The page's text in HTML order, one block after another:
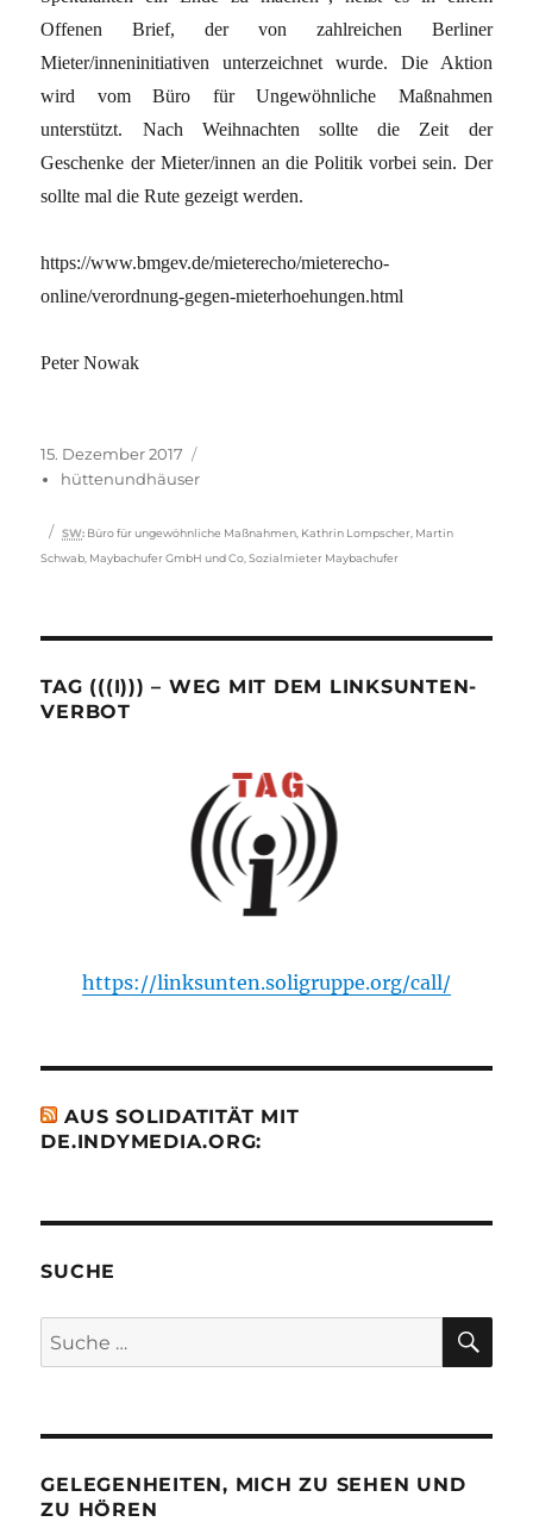
Offenen Brief, der von zahlreichen Berliner
Mieter/inneninitiativen unterzeichnet wurde. Die Aktion
wird vom Büro für Ungewöhnliche Maßnahmen
unterstützt. Nach Weihnachten sollte die Zeit der
Geschenke der Mieter/innen an die Politik vorbei sein. Der
sollte mal die Rute gezeigt werden.
https://www.bmgev.de/mieterecho/mieterecho-
online/verordnung-gegen-mieterhoehungen.html
Peter Nowak
Veröffentlicht
am
15. Dezember 2017
hüttenundhäuser
Schlagwörter
SW: Büro für ungewöhnliche Maßnahmen Kathrin Lompscher Martin
Schwab Maybachufer GmbH und Co ,Sozialmieter Maybachufer
TAG (((I))) – WEG MIT DEM LINKSUNTEN-
VERBOT
https://linksunten.soligruppe.org/call/
AUS SOLIDATITÄT MIT
DE.INDYMEDIA.ORG:
SUCHE
Suche
nach:
GELEGENHEITEN, MICH ZU SEHEN UND
ZU HÖREN